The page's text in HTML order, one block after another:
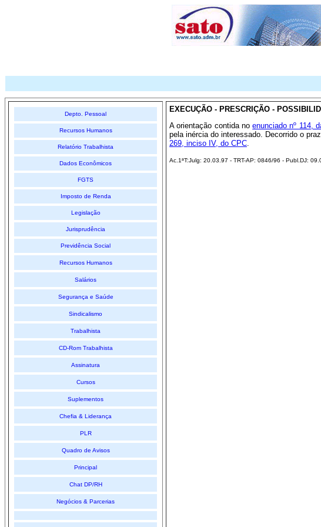
Depto. Pessoal
Recursos Humanos
Relatório Trabalhista
Dados Econômicos
FGTS
Imposto de Renda
Legislação
Jurisprudência
Previdência Social
Recursos Humanos
Salários
Segurança e Saúde
Sindicalismo
Trabalhista
CD-Rom Trabalhista
Assinatura
Cursos
Suplementos
Chefia & Liderança
PLR
Quadro de Avisos
Principal
Chat DP/RH
Negócios & Parcerias
EXECUÇÃO - PRESCRIÇÃO -
A orientação contida noenunciado nº 114,
pela inércia do interessado. Decorrido o
269, inciso IV, do CPC.
Ac.1ªT:Julg: 20.03.97 - TRT-AP: 0846/96 - Publ.DJ: